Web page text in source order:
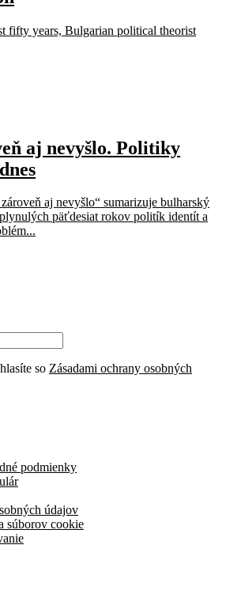
fifty years, Bulgarian political theorist
aj nevyšlo. Politiky
aj nevyšlo“ sumarizuje bulharský
päťdesiat rokov politík identít a
so Zásadami ochrany osobných
podmienky
údajov
súborov cookie